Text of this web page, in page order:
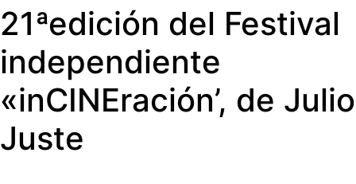
21ªedición del Festival
independiente
«inCINEración’, de Julio
Juste